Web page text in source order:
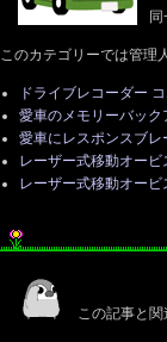
このカテゴリーでは管理
ドライブレコーダー
愛車のメモリーバッ
愛車にレスポンスブレ
レーザー式移動オー
レーザー式移動オー
この記事と